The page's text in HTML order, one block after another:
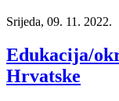
Srijeda, 09. 11. 2022.
Edukacija/
Hrvatske